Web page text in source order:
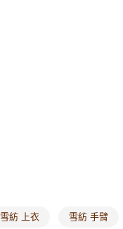
海外配送-
雪紡 上衣 雪紡 手臂